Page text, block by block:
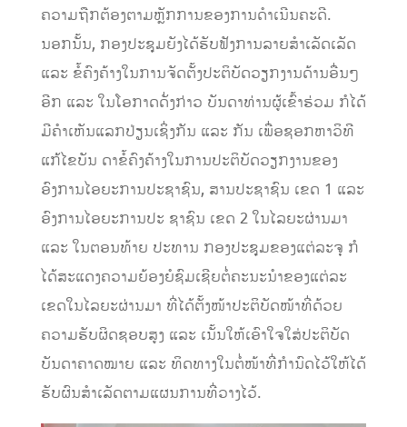
ຄວາມຖືກຕ້ອງຕາມຫຼັກການຂອງການດຳເນີນຄະດີ.
ນອກນັ້ນ, ກອງປະຊຸມຍັງໄດ້ຮັບຟັງການລາຍສຳເລັດເລັດ
ແລະ ຂໍ້ຄົງຄ້າງໃນການຈັດຕັ້ງປະຕິບັດວຽກງານດ້ານອື່ນໆ
ອີກ ແລະ ໃນໂອກາດດັ່ງກ່າວ ບັນດາທ່ານຜູ້ເຂົ້າຮ່ວມ ກໍໄດ້
ມີຄຳເຫັນແລກປ່ຽນເຊິ່ງກັນ ແລະ ກັນ ເພື່ອຊອກຫາວິທີ
ແກ້ໄຂບັນ ດາຂໍ້ຄົງຄ້າງໃນການປະຕິບັດວຽກງານຂອງ
ອົງການໄອຍະການປະຊາຊົນ, ສານປະຊາຊົນ ເຂດ 1 ແລະ
ອົງການໄອຍະການປະ ຊາຊົນ ເຂດ 2 ໃນໄລຍະຜ່ານມາ
ແລະ ໃນຕອນທ້າຍ ປະທານ ກອງປະຊຸມຂອງແຕ່ລະຈຸ ກໍ
ໄດ້ສະແດງຄວາມຍ້ອງຍໍຊົມເຊີຍຕໍ່ຄະນະນຳຂອງແຕ່ລະ
ເຂດໃນໄລຍະຜ່ານມາ ທີ່ໄດ້ຕັ້ງໜ້າປະຕິບັດໜ້າທີ່ດ້ວຍ
ຄວາມຮັບຜິດຊອບສູງ ແລະ ເນັ້ນໃຫ້ເອົາໃຈໃສ່ປະຕິບັດ
ບັນດາຄາດໝາຍ ແລະ ທິດທາງໃນຕໍ່ໜ້າທີ່ກຳນົດໄວ້ໃຫ້ໄດ້
ຮັບຜົນສຳເລັດຕາມແຜນການທີ່ວາງໄວ້.